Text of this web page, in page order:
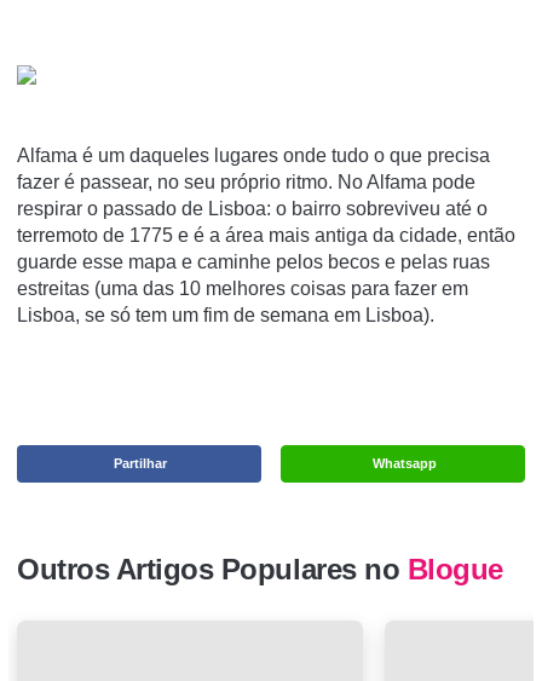
Alfama é um daqueles lugares onde tudo o que precisa
fazer é passear, no seu próprio ritmo. No Alfama pode
respirar o passado de Lisboa: o bairro sobreviveu até o
terremoto de 1775 e é a área mais antiga da cidade, então
guarde esse mapa e caminhe pelos becos e pelas ruas
estreitas (uma das 10 melhores coisas para fazer em
Lisboa, se só tem um fim de semana em Lisboa).
Whatsapp
Partilhar
Outros Artigos Populares no Blogue